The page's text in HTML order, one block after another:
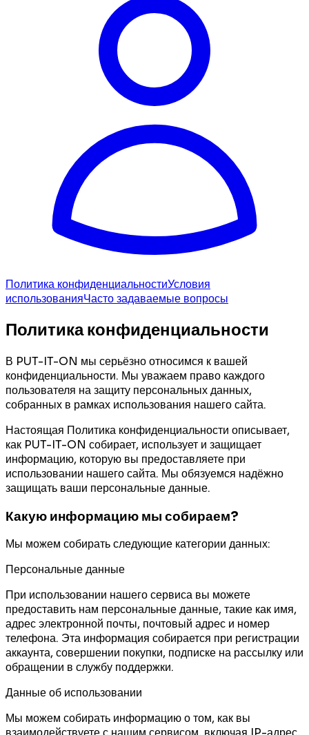
Политика конфиденциальностиУсловия
использованияЧасто задаваемые вопросы
Политика конфиденциальности
В PUT-IT-ON мы серьёзно относимся к вашей
конфиденциальности. Мы уважаем право каждого
пользователя на защиту персональных данных,
собранных в рамках использования нашего сайта.
Настоящая Политика конфиденциальности описывает,
как PUT-IT-ON собирает, использует и защищает
информацию, которую вы предоставляете при
использовании нашего сайта. Мы обязуемся надёжно
защищать ваши персональные данные.
Какую информацию мы собираем?
Мы можем собирать следующие категории данных:
Персональные данные
При использовании нашего сервиса вы можете
предоставить нам персональные данные, такие как имя,
адрес электронной почты, почтовый адрес и номер
телефона. Эта информация собирается при регистрации
аккаунта, совершении покупки, подписке на рассылку или
обращении в службу поддержки.
Данные об использовании
Мы можем собирать информацию о том, как вы